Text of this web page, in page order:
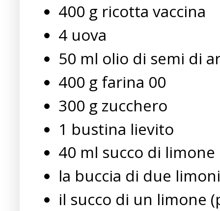
400 g ricotta vaccina
4 uova
50 ml olio di semi di
400 g farina 00
300 g zucchero
1 bustina lievito
40 ml succo di limone
la buccia di due
il succo di un limone